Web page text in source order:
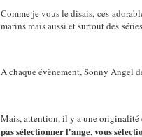
Comme je vous le disais, ces
marins mais aussi et surtout des
A chaque évènement, Sonny Angel
Mais, attention, il y a une originalité
pas sélectionner l'ange, vous